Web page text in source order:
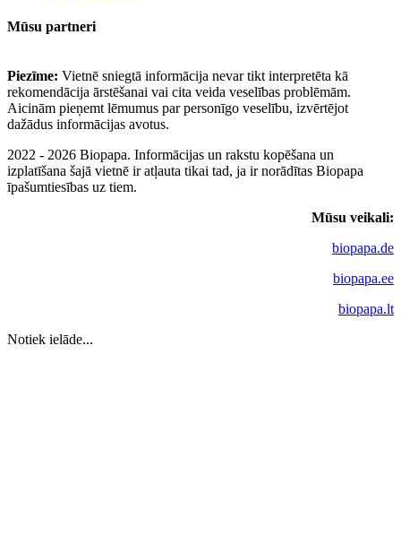
Mūsu partneri
Piezīme: Vietnē sniegtā informācija nevar tikt interpretēta kā
rekomendācija ārstēšanai vai cita veida veselības problēmām.
Aicinām pieņemt lēmumus par personīgo veselību, izvērtējot
dažādus informācijas avotus.
2022 - 2026 Biopapa. Informācijas un rakstu kopēšana un
izplatīšana šajā vietnē ir atļauta tikai tad, ja ir norādītas Biopapa
īpašumtiesības uz tiem.
Mūsu veikali:
biopapa.de
biopapa.ee
biopapa.lt
Notiek ielāde...